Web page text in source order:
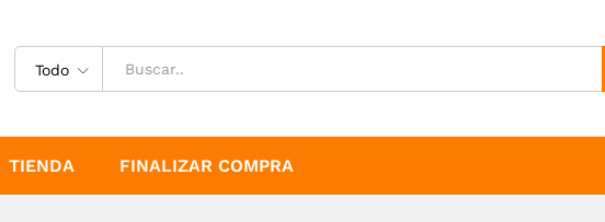
Todo
TIENDA FINALIZAR COMPRA